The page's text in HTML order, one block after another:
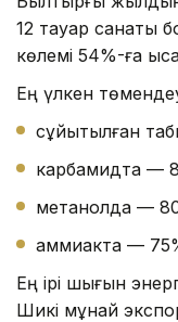
12 тауар санаты
көлемі 54%-ға
Ең үлкен
сұйытылған
карбамидта —
метанолда —
аммиакта —
Ең ірі шығын
Шикі мұнай